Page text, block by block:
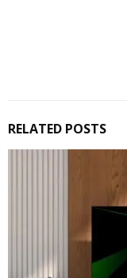
RELATED POSTS